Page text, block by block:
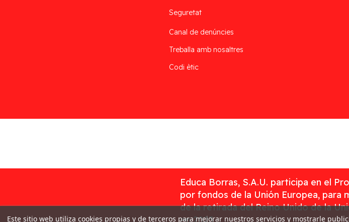
Seguretat
Canal de denúncies
Treballa amb nosaltres
Codi ètic
Educa Borras, S.A.U. participa en el
por fondos de la Unión Europea, para
de la retirada del Reino Unido de la
Este sitio web utiliza cookies propias y de terceros para mejorar nuestros servicios y mostrarle